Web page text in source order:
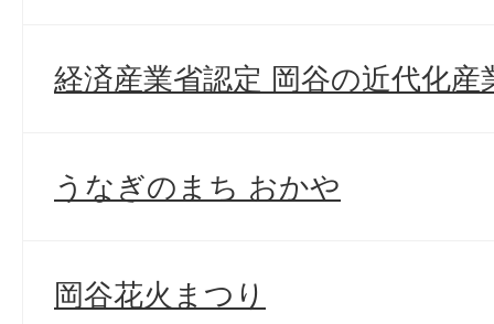
経済産業省認定 岡谷の近代化産
うなぎのまち おかや
岡谷花火まつり